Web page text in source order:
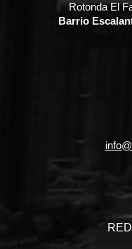
Rotonda El
Barrio